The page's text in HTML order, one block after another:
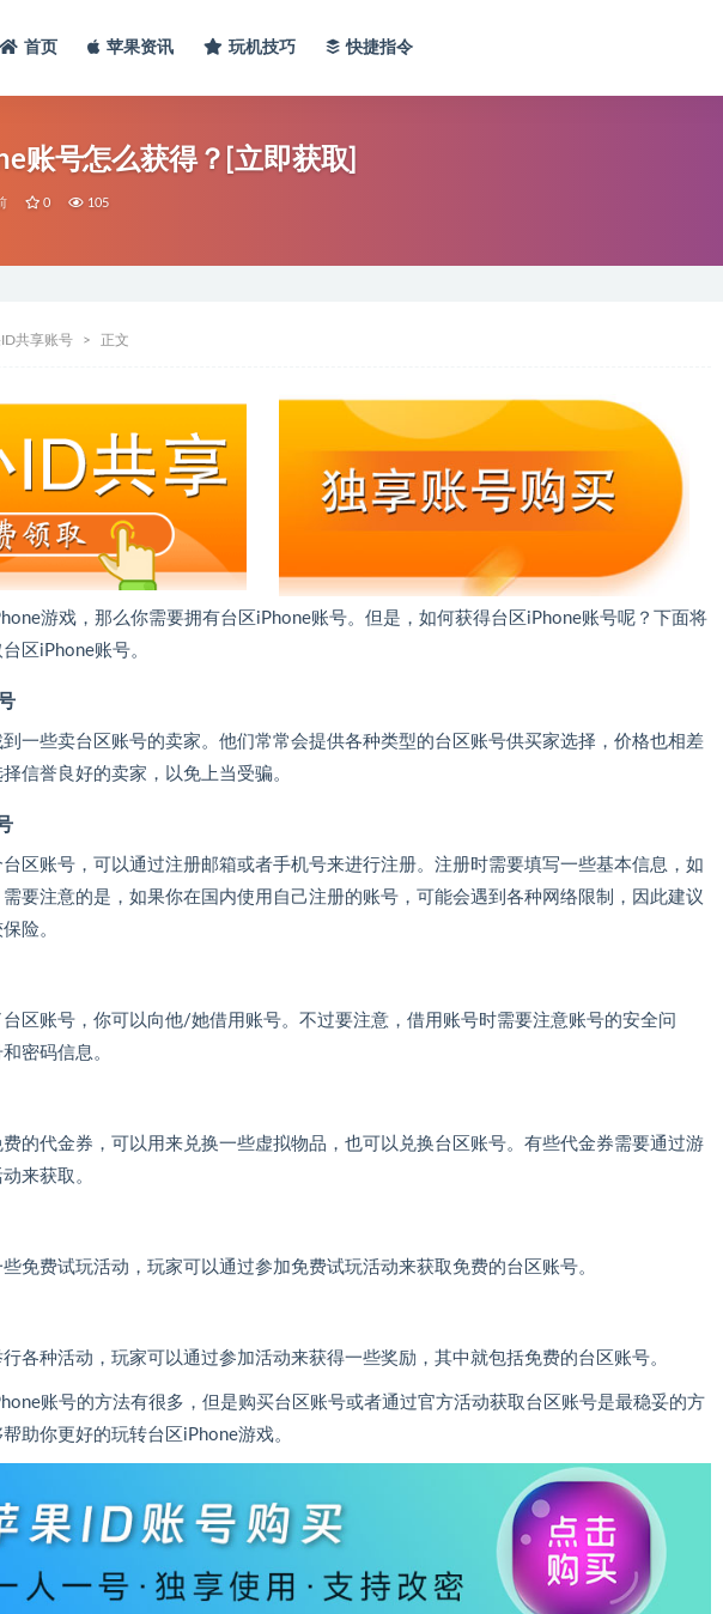
首页 苹果资讯 玩机技巧 快捷指令
账号怎么获得？[立即获取]
0 105
共享账号 正文
游戏，那么你需要拥有台区iPhone账号。但是，如何获得台区iPhone账号呢？下面将
区iPhone账号。
一些卖台区账号的卖家。他们常常会提供各种类型的台区账号供买家选择，价格也相差
信誉良好的卖家，以免上当受骗。
区账号，可以通过注册邮箱或者手机号来进行注册。注册时需要填写一些基本信息，如
要注意的是，如果你在国内使用自己注册的账号，可能会遇到各种网络限制，因此建议
险。
区账号，你可以向他/她借用账号。不过要注意，借用账号时需要注意账号的安全问
密码信息。
的代金券，可以用来兑换一些虚拟物品，也可以兑换台区账号。有些代金券需要通过游
来获取。
免费试玩活动，玩家可以通过参加免费试玩活动来获取免费的台区账号。
各种活动，玩家可以通过参加活动来获得一些奖励，其中就包括免费的台区账号。
账号的方法有很多，但是购买台区账号或者通过官方活动获取台区账号是最稳妥的方
助你更好的玩转台区iPhone游戏。